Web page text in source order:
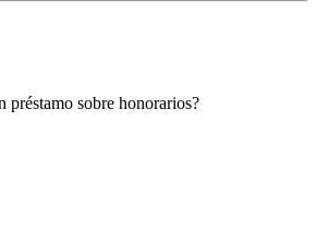
préstamo sobre honorarios?